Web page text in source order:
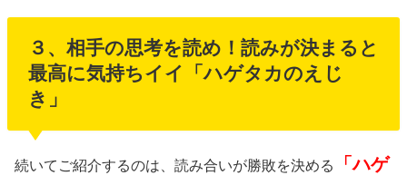
３、相手の思考を読め！読みが決まると
最高に気持ちイイ「ハゲタカのえじ
き」
続いてご紹介するのは、読み合いが勝敗を決める
「ハゲ